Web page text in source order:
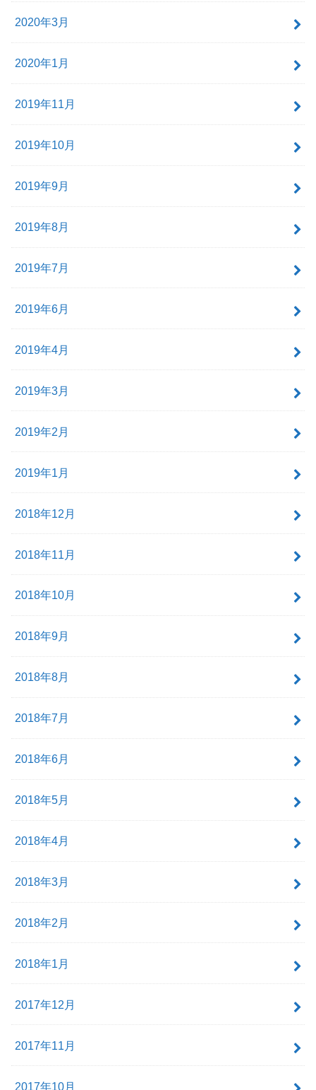
2020年3月
2020年1月
2019年11月
2019年10月
2019年9月
2019年8月
2019年7月
2019年6月
2019年4月
2019年3月
2019年2月
2019年1月
2018年12月
2018年11月
2018年10月
2018年9月
2018年8月
2018年7月
2018年6月
2018年5月
2018年4月
2018年3月
2018年2月
2018年1月
2017年12月
2017年11月
2017年10月